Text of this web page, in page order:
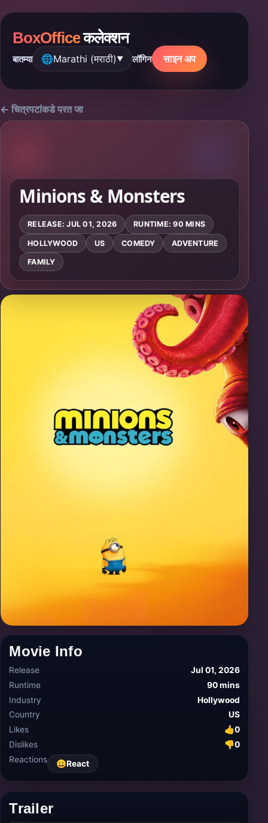
BoxOfficeकलेक्शन
बातम्या 🌐Marathi (मराठी)▼ लॉगिन साइन अप
← चित्रपटांकडे परत जा
Minions & Monsters
RELEASE: JUL 01, 2026 RUNTIME: 90 MINS
HOLLYWOOD US COMEDY ADVENTURE
FAMILY
Movie Info
Release
Jul 01, 2026
Runtime
90 mins
Industry
Hollywood
Country
US
Likes
👍0
Dislikes
👎0
Reactions
😀React
Trailer